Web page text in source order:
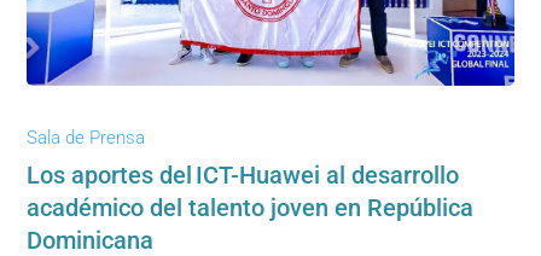
Sala de Prensa
Los aportes del ICT-Huawei al desarrollo
académico del talento joven en República
Dominicana